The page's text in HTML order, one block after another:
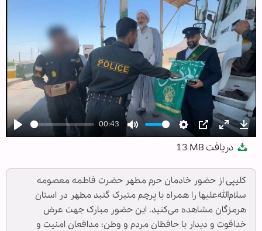
Play
00:43
Mute Settings
PIP Enter
دریافت 13 MB
کلیپی از حضور خادمان حرم مطهر حضرت فاطمه معصومه
سلام‌الله‌علیها را همراه با پرچم متبرک گنبد مطهر در استان
هرمزگان مشاهده می‌کنید. این حضور مبارک جهت عرض
خداقوت و دیدار با حافظان مردم و وطن؛ مدافعان امنیت و